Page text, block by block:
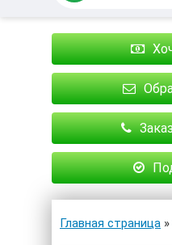
Главная страница »